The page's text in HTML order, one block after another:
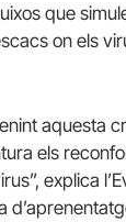
que
on els
aquesta
els
explica